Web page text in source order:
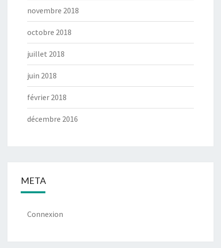
novembre 2018
octobre 2018
juillet 2018
juin 2018
février 2018
décembre 2016
META
Connexion